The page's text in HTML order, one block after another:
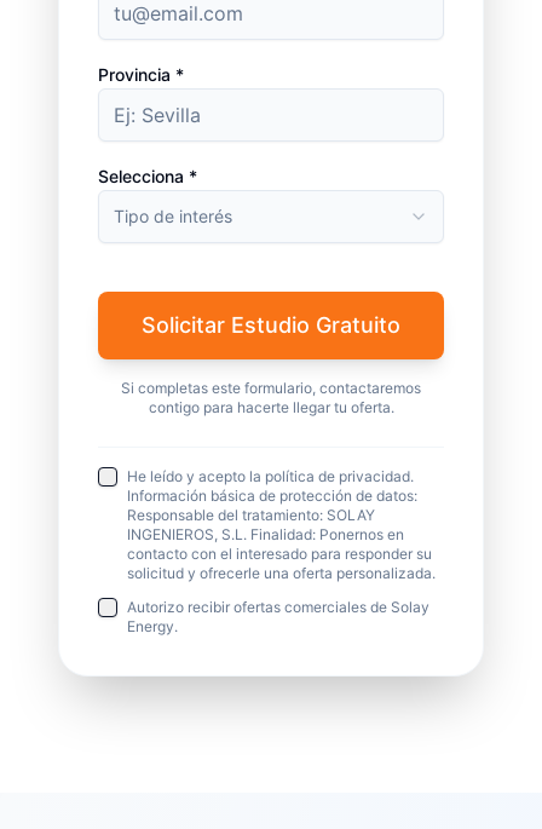
Provincia *
Selecciona *
Tipo de interés
Solicitar Estudio Gratuito
Si completas este formulario, contactaremos
contigo para hacerte llegar tu oferta.
He leído y acepto la política de privacidad.
Información básica de protección de datos:
Responsable del tratamiento: SOLAY
INGENIEROS, S.L. Finalidad: Ponernos en
contacto con el interesado para responder su
solicitud y ofrecerle una oferta personalizada.
Autorizo recibir ofertas comerciales de Solay
Energy.